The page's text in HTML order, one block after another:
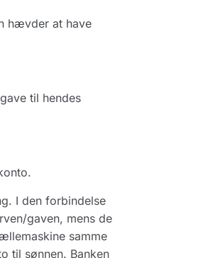
hævder at have
til hendes
I den forbindelse
gaven, mens de
samme
til sønnen. Banken